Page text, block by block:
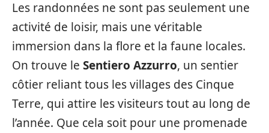
Les randonnées ne sont pas seulement une
activité de loisir, mais une véritable
immersion dans la flore et la faune locales.
On trouve le Sentiero Azzurro, un sentier
côtier reliant tous les villages des Cinque
Terre, qui attire les visiteurs tout au long de
l’année. Que cela soit pour une promenade